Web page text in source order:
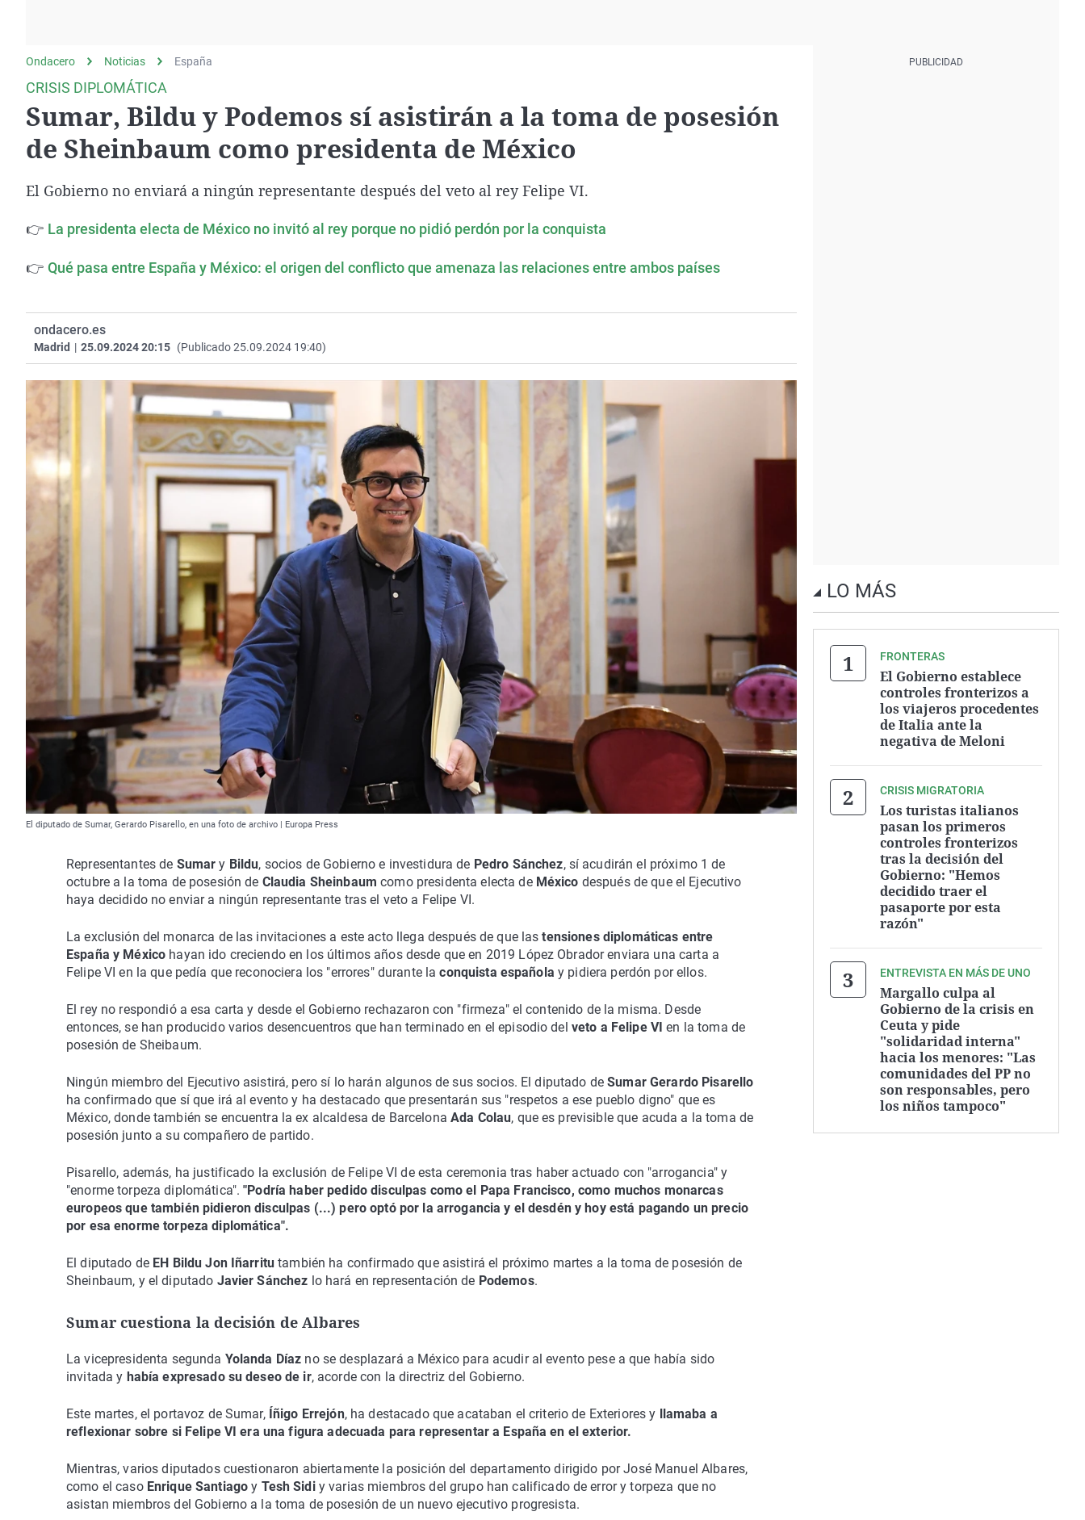
Como el perro y el
gato
Equipo de investigación
Negra
País Vasco
Ondacero Noticias España
CRISIS DIPLOMÁTICA
Sumar, Bildu y Podemos sí asistirán a la toma de posesión
de Sheinbaum como presidenta de México
El Gobierno no enviará a ningún representante después del veto al rey Felipe VI.
👉 La presidenta electa de México no invitó al rey porque no pidió perdón por la conquista
👉 Qué pasa entre España y México: el origen del conflicto que amenaza las relaciones entre ambos países
ondacero.es
Madrid | 25.09.2024 20:15 (Publicado 25.09.2024 19:40)
El diputado de Sumar, Gerardo Pisarello, en una foto de archivo | Europa Press
Representantes de Sumary Bildu, socios de Gobierno e investidura de Pedro Sánchez, sí acudirán el próximo 1 de
octubre a la toma de posesión de Claudia Sheinbaum como presidenta electa de México después de que el Ejecutivo
haya decidido no enviar a ningún representante tras el veto a Felipe VI.
La exclusión del monarca de las invitaciones a este acto llega después de que lastensiones diplomáticas entre
España y México hayan ido creciendo en los últimos años desde que en 2019 López Obrador enviara una carta a
Felipe VI en la que pedía que reconociera los "errores" durante la conquista española y pidiera perdón por ellos.
El rey no respondió a esa carta y desde el Gobierno rechazaron con "firmeza" el contenido de la misma. Desde
entonces, se han producido varios desencuentros que han terminado en el episodio del veto a Felipe VIen la toma de
posesión de Sheibaum.
Ningún miembro del Ejecutivo asistirá, pero sí lo harán algunos de sus socios. El diputado deSumar Gerardo Pisarello
ha confirmado que sí que irá al evento y ha destacado que presentarán sus "respetos a ese pueblo digno" que es
México, donde también se encuentra la ex alcaldesa de Barcelona Ada Colau, que es previsible que acuda a la toma de
posesión junto a su compañero de partido.
Pisarello, además, ha justificado la exclusión de Felipe VI de esta ceremonia tras haber actuado con "arrogancia" y
"enorme torpeza diplomática"."Podría haber pedido disculpas como el Papa Francisco, como muchos monarcas
europeos que también pidieron disculpas (...) pero optó por la arrogancia y el desdén y hoy está pagando un precio
por esa enorme torpeza diplomática".
El diputado de EH Bildu Jon Iñarritu también ha confirmado que asistirá el próximo martes a la toma de posesión de
Sheinbaum, y el diputado Javier Sánchez lo hará en representación de Podemos.
Sumar cuestiona la decisión de Albares
La vicepresidenta segunda Yolanda Díaz no se desplazará a México para acudir al evento pese a que había sido
invitada y había expresado su deseo de ir, acorde con la directriz del Gobierno.
Este martes, el portavoz de Sumar, Íñigo Errejón, ha destacado que acataban el criterio de Exteriores y llamaba a
reflexionar sobre si Felipe VI era una figura adecuada para representar a España en el exterior.
Mientras, varios diputados cuestionaron abiertamente la posición del departamento dirigido por José Manuel Albares,
como el caso Enrique Santiagoy Tesh Sidi y varias miembros del grupo han calificado de error y torpeza que no
asistan miembros del Gobierno a la toma de posesión de un nuevo ejecutivo progresista.
LO MÁS
FRONTERAS
El Gobierno establece
controles fronterizos a
los viajeros procedentes
de Italia ante la
negativa de Meloni
CRISIS MIGRATORIA
Los turistas italianos
pasan los primeros
controles fronterizos
tras la decisión del
Gobierno: "Hemos
decidido traer el
pasaporte por esta
razón"
ENTREVISTA EN MÁS DE UNO
Margallo culpa al
Gobierno de la crisis en
Ceuta y pide
"solidaridad interna"
hacia los menores: "Las
comunidades del PP no
son responsables, pero
los niños tampoco"